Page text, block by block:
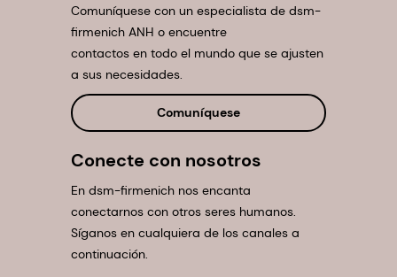
Comuníquese con un especialista de dsm-
firmenich ANH o encuentre
contactos en todo el mundo que se ajusten
a sus necesidades.
Comuníquese
Conecte con nosotros
En dsm-firmenich nos encanta
conectarnos con otros seres humanos.
Síganos en cualquiera de los canales a
continuación.